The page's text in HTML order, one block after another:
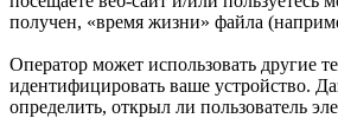
получен, «время жизни» файла
Оператор может использовать другие
идентифицировать ваше устройство.
определить, открыл ли пользователь